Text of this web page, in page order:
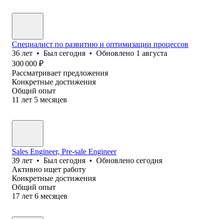
Специалист по развитию и оптимизации процессов
36 лет • Был сегодня • Обновлено 1 августа
300 000 ₽
Рассматривает предложения
Конкретные достижения
Общий опыт
11 лет 5 месяцев
Sales Engineer, Pre-sale Engineer
39 лет • Был сегодня • Обновлено сегодня
Активно ищет работу
Конкретные достижения
Общий опыт
17 лет 6 месяцев